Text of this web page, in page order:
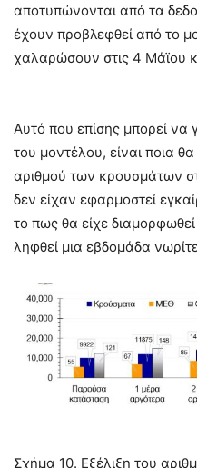
αποτυπώνονται από τα
έχουν προβλεφθεί από το
χαλαρώσουν στις 4 Μάϊου
Αυτό που επίσης μπορεί να
του μοντέλου, είναι ποια
αριθμού των κρουσμάτων
δεν είχαν εφαρμοστεί
το πως θα είχε
ληφθεί μια εβδομάδα
Σχήμα 10. Εξέλιξη του